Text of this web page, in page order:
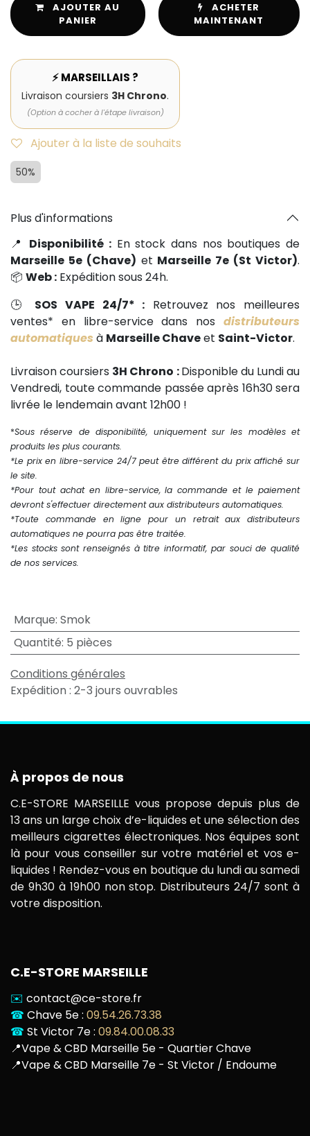
AJOUTER AU
PANIER
ACHETER
MAINTENANT
⚡ MARSEILLAIS ?
Livraison coursiers 3H Chrono.
(Option à cocher à l'étape livraison)
Ajouter à la liste de souhaits
50%
Plus d'informations
📍 Disponibilité : En stock dans nos boutiques de
Marseille 5e (Chave) et Marseille 7e (St Victor).
📦 Web : Expédition sous 24h.
🕒 SOS VAPE 24/7* : Retrouvez nos meilleures
ventes* en libre-service dans nos distributeurs
automatiques à Marseille Chaveet Saint-Victor.
Livraison coursiers 3H Chrono :Disponible du Lundi au
Vendredi, toute commande passée après 16h30 sera
livrée le lendemain avant 12h00 !
*Sous réserve de disponibilité, uniquement sur les modèles et
produits les plus courants.
*Le prix en libre-service 24/7 peut être différent du prix affiché sur
le site.
*Pour tout achat en libre-service, la commande et le paiement
devront s'effectuer directement aux distributeurs automatiques.
*Toute commande en ligne pour un retrait aux distributeurs
automatiques ne pourra pas être traitée.
*Les stocks sont renseignés à titre informatif, par souci de qualité
de nos services.
Marque: Smok
Quantité: 5 pièces
Conditions générales
Expédition : 2-3 jours ouvrables
À propos de nous
C.E-STORE MARSEILLE vous propose depuis plus de
13 ans un large choix d’e-liquides et une sélection des
meilleurs cigarettes électroniques. Nos équipes sont
là pour vous conseiller sur votre matériel et vos e-
liquides ! Rendez-vous en boutique du lundi au samedi
de 9h30 à 19h00 non stop. Distributeurs 24/7 sont à
votre disposition.
C.E-STORE MARSEILLE
✉️ contact@ce-store.fr
☎ Chave 5e : 09.54.26.73.38
☎ St Victor 7e : 09.84.00.08.33
📍Vape & CBD Marseille 5e - Quartier Chave
📍Vape & CBD Marseille 7e - St Victor / Endoume